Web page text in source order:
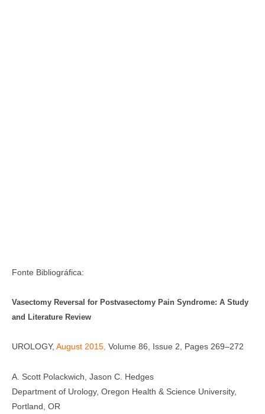
Fonte Bibliográfica:
Vasectomy Reversal for Postvasectomy Pain Syndrome: A Study
and Literature Review
UROLOGY, August 2015, Volume 86, Issue 2, Pages 269–272
A. Scott Polackwich, Jason C. Hedges
Department of Urology, Oregon Health & Science University,
Portland, OR